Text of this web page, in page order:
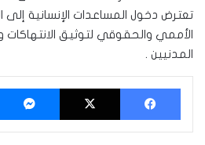
تعترض دخول المساعدات الإنسانية إلى
الأممي والحقوقي لتوثيق الانتهاكات
المدنيين .
فيسبوك ‫X